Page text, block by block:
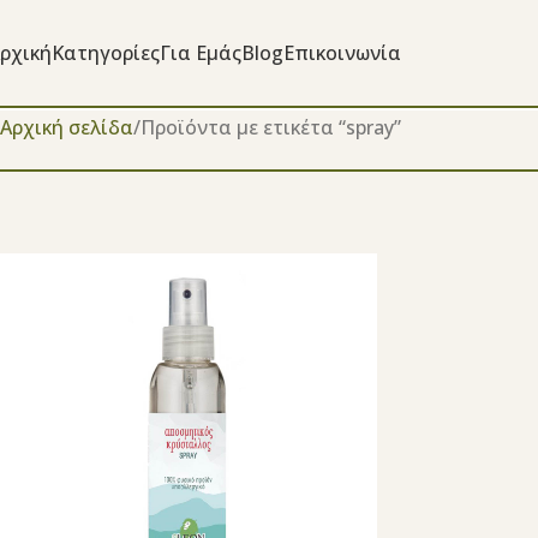
ΚατηγορίεςΓια ΕμάςBlogΕπικοινωνία
Αρχική σελίδα Προϊόντα με ετικέτα “spray”